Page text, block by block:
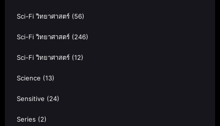
Sci-Fi วิทยาศาสตร์ (56)
Sci-Fi วิทยาศาสตร์ (246)
Sci-Fi วิทยาศาสตร์ (12)
Science (13)
Sensitive (24)
Series (2)